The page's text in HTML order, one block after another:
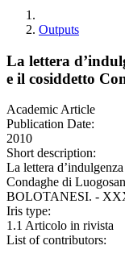
Outputs
La lettera
e il cosiddetto
Academic Article
Publication Date:
2010
Short description:
La lettera
Condaghe di
BOLOTANESI. -
Iris type:
1.1 Articolo in rivista
List of contributors: